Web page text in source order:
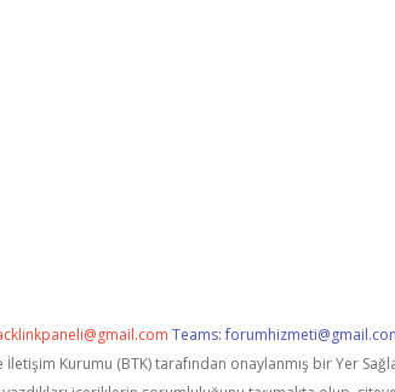
Teams:
İletişim Kurumu (BTK) tarafından onaylanmış bir Yer